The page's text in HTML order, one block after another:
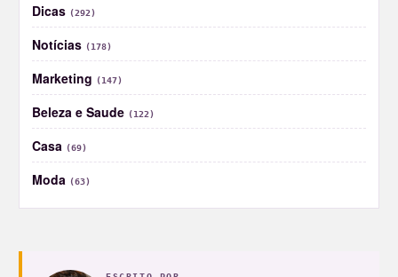
Dicas (292)
Notícias (178)
Marketing (147)
Beleza e Saude (122)
Casa (69)
Moda (63)